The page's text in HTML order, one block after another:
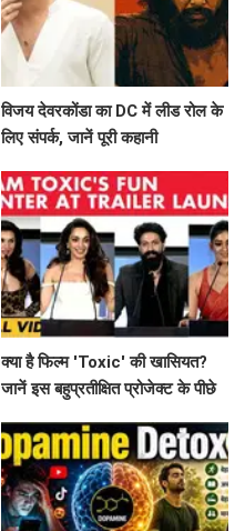
विजय देवरकोंडा का DC में लीड रोल के
लिए संपर्क, जानें पूरी कहानी
क्या है फिल्म 'Toxic' की खासियत?
जानें इस बहुप्रतीक्षित प्रोजेक्ट के पीछे